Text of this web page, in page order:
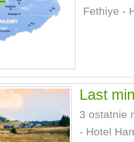
Fethiye -
Last
3 ostatnie
- Hotel